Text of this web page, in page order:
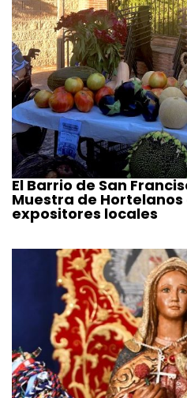
El Barrio de San
Muestra de Hortelanos
expositores locales